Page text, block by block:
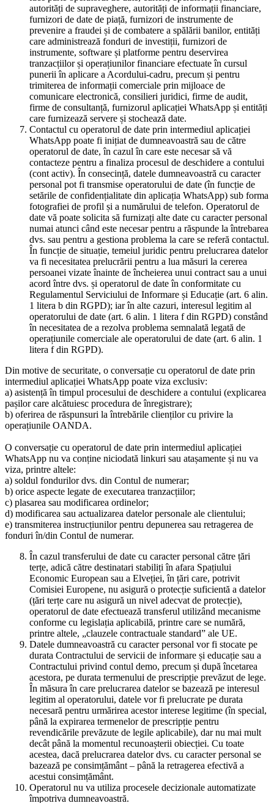
autorități de supraveghere, autorități de informații financiare,
furnizori de date de piață, furnizori de instrumente de
prevenire a fraudei și de combatere a spălării banilor, entități
care administrează fonduri de investiții, furnizori de
instrumente, software și platforme pentru deservirea
tranzacțiilor și operațiunilor financiare efectuate în cursul
punerii în aplicare a Acordului-cadru, precum și pentru
trimiterea de informații comerciale prin mijloace de
comunicare electronică, consilieri juridici, firme de audit,
firme de consultanță, furnizorul aplicației WhatsApp și entități
care furnizează servere și stochează date.
Contactul cu operatorul de date prin intermediul aplicației
WhatsApp poate fi inițiat de dumneavoastră sau de către
operatorul de date, în cazul în care este necesar să vă
contacteze pentru a finaliza procesul de deschidere a contului
(cont activ). În consecință, datele dumneavoastră cu caracter
personal pot fi transmise operatorului de date (în funcție de
setările de confidențialitate din aplicația WhatsApp) sub forma
fotografiei de profil și a numărului de telefon. Operatorul de
date vă poate solicita să furnizați alte date cu caracter personal
numai atunci când este necesar pentru a răspunde la întrebarea
dvs. sau pentru a gestiona problema la care se referă contactul.
În funcție de situație, temeiul juridic pentru prelucrarea datelor
va fi necesitatea prelucrării pentru a lua măsuri la cererea
persoanei vizate înainte de încheierea unui contract sau a unui
acord între dvs. și operatorul de date în conformitate cu
Regulamentul Serviciului de Informare și Educație (art. 6 alin.
1 litera b din RGPD); iar în alte cazuri, interesul legitim al
operatorului de date (art. 6 alin. 1 litera f din RGPD) constând
în necesitatea de a rezolva problema semnalată legată de
operațiunile comerciale ale operatorului de date (art. 6 alin. 1
litera f din RGPD).
Din motive de securitate, o conversație cu operatorul de date prin
intermediul aplicației WhatsApp poate viza exclusiv:
a) asistență în timpul procesului de deschidere a contului (explicarea
pașilor care alcătuiesc procedura de înregistrare);
b) oferirea de răspunsuri la întrebările clienților cu privire la
operațiunile OANDA.
O conversație cu operatorul de date prin intermediul aplicației
WhatsApp nu va conține niciodată linkuri sau atașamente și nu va
viza, printre altele:
a) soldul fondurilor dvs. din Contul de numerar;
b) orice aspecte legate de executarea tranzacțiilor;
c) plasarea sau modificarea ordinelor;
d) modificarea sau actualizarea datelor personale ale clientului;
e) transmiterea instrucțiunilor pentru depunerea sau retragerea de
fonduri în/din Contul de numerar.
În cazul transferului de date cu caracter personal către țări
terțe, adică către destinatari stabiliți în afara Spațiului
Economic European sau a Elveției, în țări care, potrivit
Comisiei Europene, nu asigură o protecție suficientă a datelor
(țări terțe care nu asigură un nivel adecvat de protecție),
operatorul de date efectuează transferul utilizând mecanisme
conforme cu legislația aplicabilă, printre care se numără,
printre altele, „clauzele contractuale standard” ale UE.
Datele dumneavoastră cu caracter personal vor fi stocate pe
durata Contractului de servicii de informare și educație sau a
Contractului privind contul demo, precum și după încetarea
acestora, pe durata termenului de prescripție prevăzut de lege.
În măsura în care prelucrarea datelor se bazează pe interesul
legitim al operatorului, datele vor fi prelucrate pe durata
necesară pentru urmărirea acestor interese legitime (în special,
până la expirarea termenelor de prescripție pentru
revendicările prevăzute de legile aplicabile), dar nu mai mult
decât până la momentul recunoașterii obiecției. Cu toate
acestea, dacă prelucrarea datelor dvs. cu caracter personal se
bazează pe consimțământ – până la retragerea efectivă a
acestui consimțământ.
Operatorul nu va utiliza procesele decizionale automatizate
împotriva dumneavoastră.